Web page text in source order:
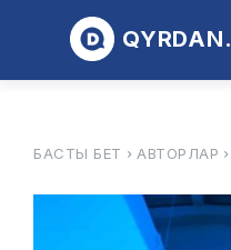
БАСТЫ БЕТ АВТОРЛАР